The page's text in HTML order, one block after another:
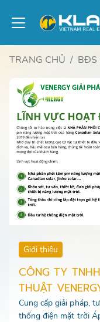
TRANG CHỦ BĐS
Giới thiệu
CÔNG TY
THUẬT
Cung cấp giải pháp,
thống điện mặt trời